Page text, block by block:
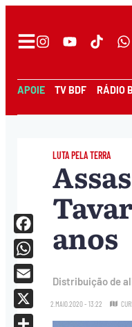
APOIE TV BDF RÁDIO
LUTA PELA TERRA
anos
Distribuição de
2.MAIO.2020 - 13:22
Facebook
WhatsApp
Email
X